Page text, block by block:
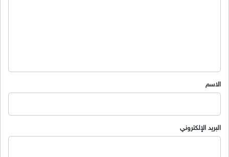
*
الاسم
البريد الإلكتروني